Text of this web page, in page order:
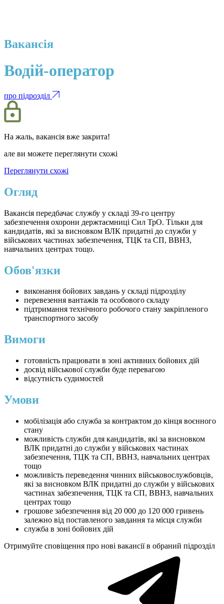
Вакансія
Водій-оператор
про підрозділ
На жаль, вакансія вже закрита!
але ви можете переглянути схожі
Переглянути схожі
Огляд
Вакансія передбачає службу у складі 39-го центру
забезпечення охорони держтаємниці Сил ТрО. Тільки для
кандидатів, які за висновком ВЛК придатні до служби у
військових частинах забезпечення, ТЦК та СП, ВВНЗ,
навчальних центрах тощо.
Обов'язки
виконання бойових завдань у складі підрозділу
перевезення вантажів та особового складу
підтримання технічного робочого стану закріпленого
транспортного засобу
Вимоги
готовність працювати в зоні активних бойових дій
досвід військової служби буде перевагою
відсутність судимостей
Умови
мобілізація або служба за контрактом до кінця воєнного
стану
можливість служби для кандидатів, які за висновком
ВЛК придатні до служби у військових частинах
забезпечення, ТЦК та СП, ВВНЗ, навчальних центрах
тощо
можливість переведення чинних військовослужбовців,
які за висновком ВЛК придатні до служби у військових
частинах забезпечення, ТЦК та СП, ВВНЗ, навчальних
центрах тощо
грошове забезпечення від 20 000 до 120 000 гривень
залежно від поставленого завдання та місця служби
служба в зоні бойових дій
Отримуйте сповіщення про нові вакансії в обраний підрозділ